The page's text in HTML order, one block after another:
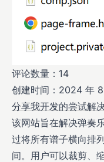
评论数量：14
创建时间：2024 年
分享我开发的尝试解
该网站旨在解决弹奏
过将所有谱子横向排
间。用户可以裁剪、